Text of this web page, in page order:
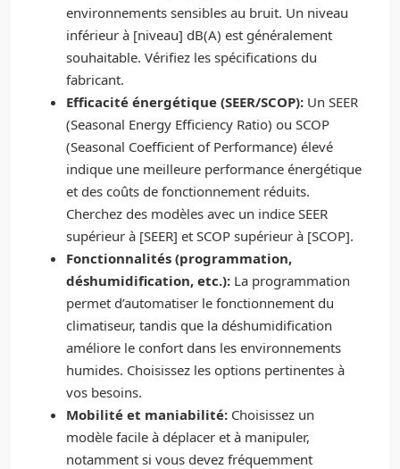
environnements sensibles au bruit. Un niveau
inférieur à [niveau] dB(A) est généralement
souhaitable. Vérifiez les spécifications du
fabricant.
Efficacité énergétique (SEER/SCOP): Un SEER
(Seasonal Energy Efficiency Ratio) ou SCOP
(Seasonal Coefficient of Performance) élevé
indique une meilleure performance énergétique
et des coûts de fonctionnement réduits.
Cherchez des modèles avec un indice SEER
supérieur à [SEER] et SCOP supérieur à [SCOP].
Fonctionnalités (programmation,
déshumidification, etc.): La programmation
permet d’automatiser le fonctionnement du
climatiseur, tandis que la déshumidification
améliore le confort dans les environnements
humides. Choisissez les options pertinentes à
vos besoins.
Mobilité et maniabilité: Choisissez un
modèle facile à déplacer et à manipuler,
notamment si vous devez fréquemment